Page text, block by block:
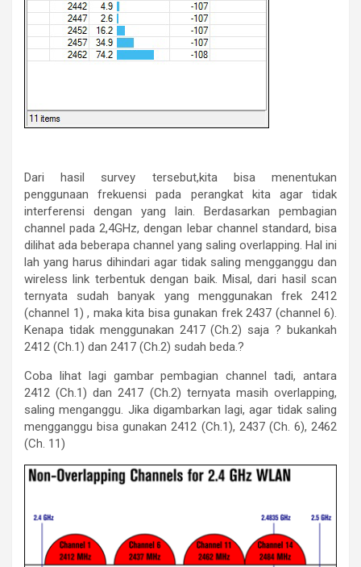
Dari hasil survey tersebut,kita bisa menentukan
penggunaan frekuensi pada perangkat kita agar tidak
interferensi dengan yang lain. Berdasarkan pembagian
channel pada 2,4GHz, dengan lebar channel standard, bisa
dilihat ada beberapa channel yang saling overlapping. Hal ini
lah yang harus dihindari agar tidak saling mengganggu dan
wireless link terbentuk dengan baik. Misal, dari hasil scan
ternyata sudah banyak yang menggunakan frek 2412
(channel 1) , maka kita bisa gunakan frek 2437 (channel 6).
Kenapa tidak menggunakan 2417 (Ch.2) saja ? bukankah
2412 (Ch.1) dan 2417 (Ch.2) sudah beda.?
Coba lihat lagi gambar pembagian channel tadi, antara
2412 (Ch.1) dan 2417 (Ch.2) ternyata masih overlapping,
saling menganggu. Jika digambarkan lagi, agar tidak saling
mengganggu bisa gunakan 2412 (Ch.1), 2437 (Ch. 6), 2462
(Ch. 11)